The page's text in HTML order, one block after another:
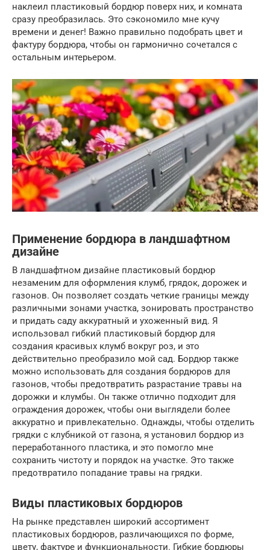
наклеил пластиковый бордюр поверх них, и комната
сразу преобразилась. Это сэкономило мне кучу
времени и денег! Важно правильно подобрать цвет и
фактуру бордюра, чтобы он гармонично сочетался с
остальным интерьером.
Применение бордюра в ландшафтном
дизайне
В ландшафтном дизайне пластиковый бордюр
незаменим для оформления клумб, грядок, дорожек и
газонов. Он позволяет создать четкие границы между
различными зонами участка, зонировать пространство
и придать саду аккуратный и ухоженный вид. Я
использовал гибкий пластиковый бордюр для
создания красивых клумб вокруг роз, и это
действительно преобразило мой сад. Бордюр также
можно использовать для создания бордюров для
газонов, чтобы предотвратить разрастание травы на
дорожки и клумбы. Он также отлично подходит для
ограждения дорожек, чтобы они выглядели более
аккуратно и привлекательно. Однажды, чтобы отделить
грядки с клубникой от газона, я установил бордюр из
переработанного пластика, и это помогло мне
сохранить чистоту и порядок на участке. Это также
предотвратило попадание травы на грядки.
Виды пластиковых бордюров
На рынке представлен широкий ассортимент
пластиковых бордюров, различающихся по форме,
цвету, фактуре и функциональности. Гибкие бордюры